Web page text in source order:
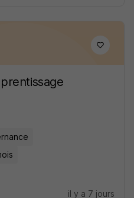
il y a 7 jours